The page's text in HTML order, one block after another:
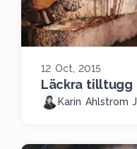
12 Oct, 2015
Läckra tilltugg
Karin Ahlstrom